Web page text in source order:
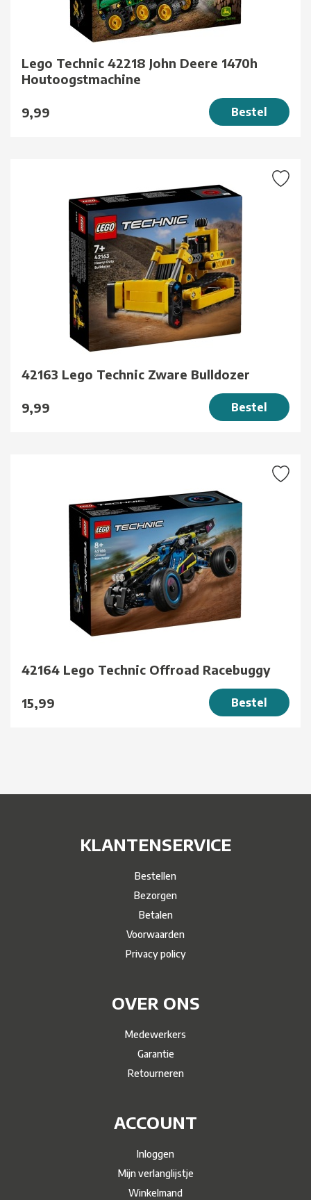
Lego Technic 42218 John Deere 1470h
Houtoogstmachine
9,99 Bestel
42163 Lego Technic Zware Bulldozer
9,99 Bestel
42164 Lego Technic Offroad Racebuggy
15,99 Bestel
KLANTENSERVICE
Bestellen
Bezorgen
Betalen
Voorwaarden
Privacy policy
OVER ONS
Medewerkers
Garantie
Retourneren
ACCOUNT
Inloggen
Mijn verlanglijstje
Winkelmand